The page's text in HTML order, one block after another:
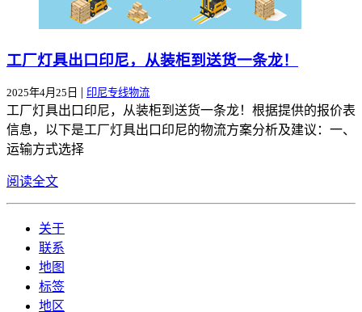
工厂灯具出口印尼，从装柜到送货一条龙！
2025年4月25日 | 印尼专线物流
工厂灯具出口印尼，从装柜到送货一条龙！根据提供的报价表
信息，以下是工厂灯具出口印尼的物流方案分析及建议：一、
运输方式选择
阅读全文
关于
联系
地图
标签
地区